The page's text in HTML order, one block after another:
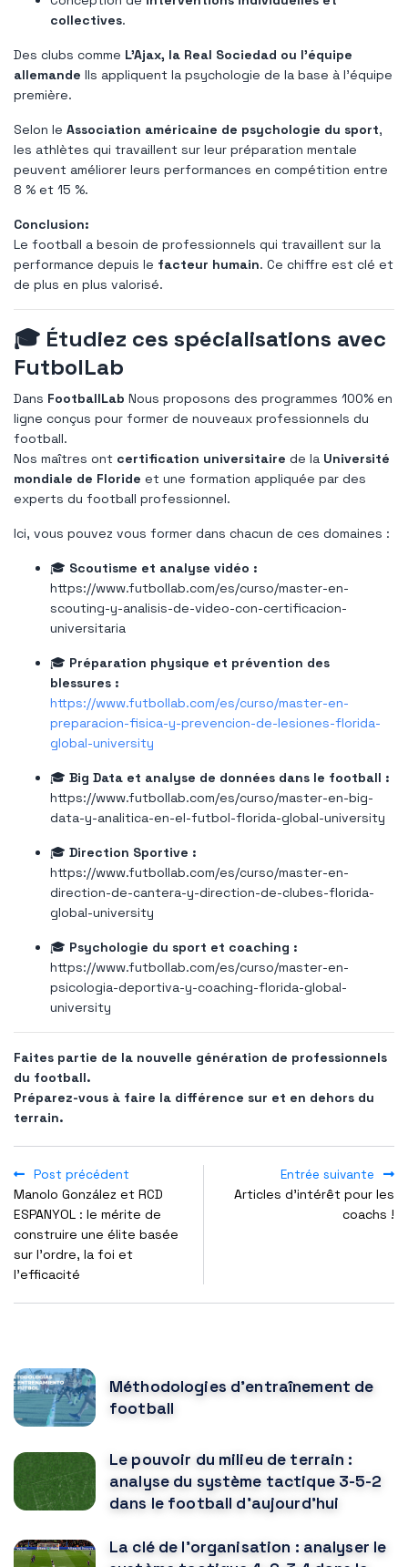
collectives.
Des clubs comme L'Ajax, la Real Sociedad ou l'équipe
allemande Ils appliquent la psychologie de la base à l’équipe
première.
Selon le Association américaine de psychologie du sport,
les athlètes qui travaillent sur leur préparation mentale
peuvent améliorer leurs performances en compétition entre
8 % et 15 %.
Conclusion:
Le football a besoin de professionnels qui travaillent sur la
performance depuis le facteur humain. Ce chiffre est clé et
de plus en plus valorisé.
🎓 Étudiez ces spécialisations avec
FutbolLab
Dans FootballLab Nous proposons des programmes 100% en
ligne conçus pour former de nouveaux professionnels du
football.
Nos maîtres ont certification universitaire de la Université
mondiale de Floride et une formation appliquée par des
experts du football professionnel.
Ici, vous pouvez vous former dans chacun de ces domaines :
🎓 Scoutisme et analyse vidéo :
https://www.futbollab.com/es/curso/master-en-
scouting-y-analisis-de-video-con-certificacion-
universitaria
🎓 Préparation physique et prévention des
blessures :
https://www.futbollab.com/es/curso/master-en-
preparacion-fisica-y-prevencion-de-lesiones-florida-
global-university
🎓 Big Data et analyse de données dans le football :
https://www.futbollab.com/es/curso/master-en-big-
data-y-analitica-en-el-futbol-florida-global-university
🎓 Direction Sportive :
https://www.futbollab.com/es/curso/master-en-
direction-de-cantera-y-direction-de-clubes-florida-
global-university
🎓 Psychologie du sport et coaching :
https://www.futbollab.com/es/curso/master-en-
psicologia-deportiva-y-coaching-florida-global-
university
Faites partie de la nouvelle génération de professionnels
du football.
Préparez-vous à faire la différence sur et en dehors du
terrain.
Post précédent
Manolo González et RCD
ESPANYOL : le mérite de
construire une élite basée
sur l'ordre, la foi et
l'efficacité
Entrée suivante
Articles d’intérêt pour les
coachs !
Méthodologies d'entraînement de
football
Le pouvoir du milieu de terrain :
analyse du système tactique 3-5-2
dans le football d'aujourd'hui
La clé de l'organisation : analyser le